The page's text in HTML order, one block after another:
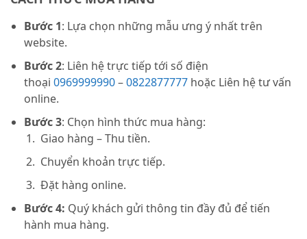
Bước 1: Lựa chọn những mẫu ưng ý nhất trên
website.
Bước 2: Liên hệ trực tiếp tới số điện
thoại 0969999990–0822877777 hoặc Liên hệ tư vấn
online.
Bước 3: Chọn hình thức mua hàng:
Giao hàng – Thu tiền.
Chuyển khoản trực tiếp.
Đặt hàng online.
Bước 4: Quý khách gửi thông tin đầy đủ để tiến
hành mua hàng.